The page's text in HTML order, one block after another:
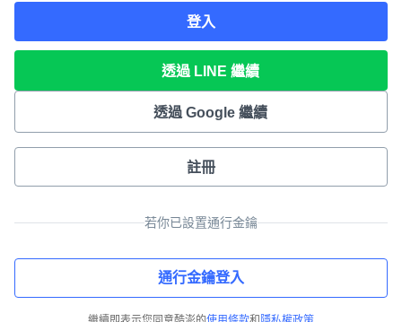
登入
透過 LINE 繼續
透過 Google 繼續
註冊
若你已設置通行金鑰
通行金鑰登入